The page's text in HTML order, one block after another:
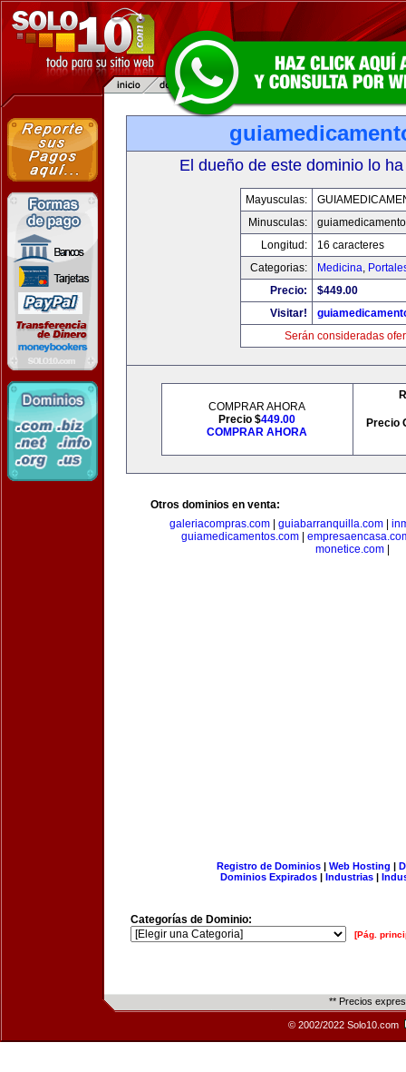
El dueño de este dominio lo
Mayusculas:
Minusculas:
Longitud:
16 caracteres
Categorias:
Medicina,
Precio:
$449.00
Visitar!
Serán consideradas
COMPRAR AHORA
Precio $449.00
COMPRAR AHORA
Precio
Otros dominios en venta:
galeriacompras.com
guiabarranquilla.com
guiamedicamentos.com|
monetice.com
Registro de Dominios| Web Hosting |
Dominios Expirados | Industrias |
Categorías de Dominio:
[Pág.
** Precios
© 2002/2022 Solo10.com